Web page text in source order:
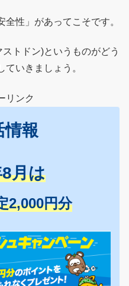
性」があってこそです。
トドン)というものがどう
いきましょう。
リンク
情報
月は
2,000円分